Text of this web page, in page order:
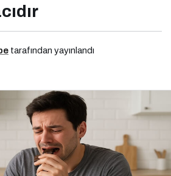
tarafından yayınlandı